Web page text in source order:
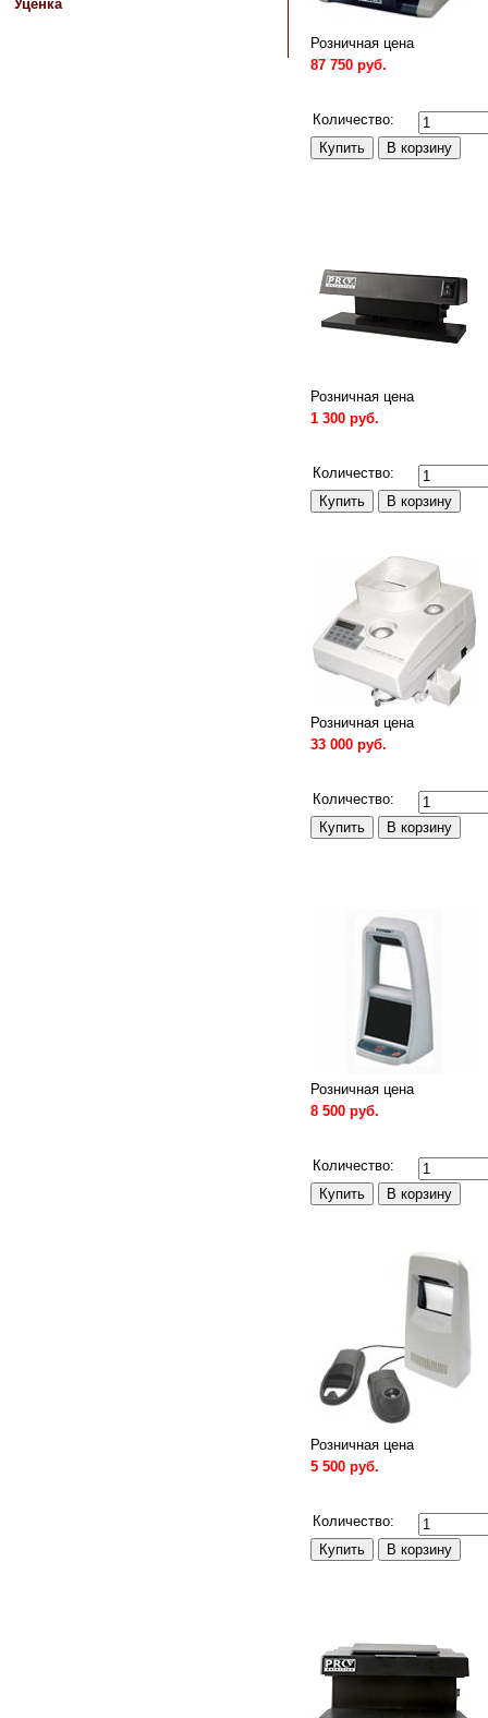
Уценка
Розничная цена
87 750 руб.
Количество:
Розничная цена
1 300 руб.
Количество:
Розничная цена
33 000 руб.
Количество:
Розничная цена
8 500 руб.
Количество:
Розничная цена
5 500 руб.
Количество: